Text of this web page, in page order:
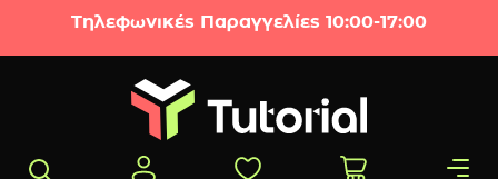
Μετάβαση στο περιεχόμενο
Τηλεφωνικές Παραγγελίες 10:00-17:00